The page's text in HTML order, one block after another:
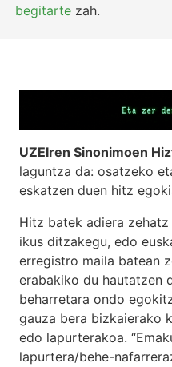
begitarte zah.
UZEIren Sinonimoen
laguntza da: osatzeko
eskatzen duen hitz
Hitz batek adiera
ikus ditzakegu, edo
erregistro maila batean
erabakiko du hautatzen
beharretara ondo
gauza bera bizkaierako
edo lapurterakoa.
lapurtera/behe-